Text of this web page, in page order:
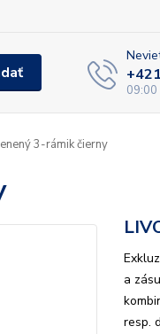
3-rámik čierny
a
resp.